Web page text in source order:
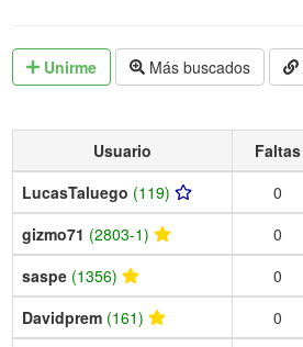
Unirme Más buscados
Usuario Faltas
LucasTaluego (119) 0
gizmo71 (2803-1) 0
saspe (1356) 0
Davidprem (161) 0